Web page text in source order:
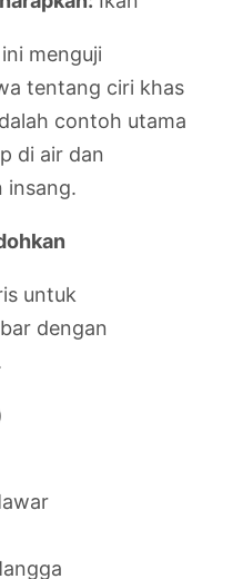
menguji
tentang ciri khas
contoh utama
di air dan
insang.
untuk
dengan